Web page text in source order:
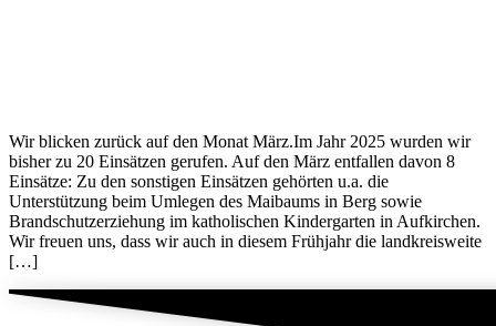
Wir blicken zurück auf den Monat März.Im Jahr 2025 wurden wir
bisher zu 20 Einsätzen gerufen. Auf den März entfallen davon 8
Einsätze: Zu den sonstigen Einsätzen gehörten u.a. die
Unterstützung beim Umlegen des Maibaums in Berg sowie
Brandschutzerziehung im katholischen Kindergarten in Aufkirchen.
Wir freuen uns, dass wir auch in diesem Frühjahr die landkreisweite
[…]